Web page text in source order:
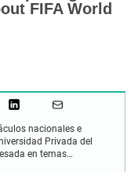
nacionales e
Privada del
en temas